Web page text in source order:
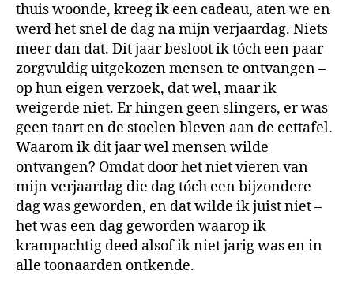
thuis woonde, kreeg ik een cadeau, aten we en
werd het snel de dag na mijn verjaardag. Niets
meer dan dat. Dit jaar besloot ik tóch een paar
zorgvuldig uitgekozen mensen te ontvangen –
op hun eigen verzoek, dat wel, maar ik
weigerde niet. Er hingen geen slingers, er was
geen taart en de stoelen bleven aan de eettafel.
Waarom ik dit jaar wel mensen wilde
ontvangen? Omdat door het niet vieren van
mijn verjaardag die dag tóch een bijzondere
dag was geworden, en dat wilde ik juist niet –
het was een dag geworden waarop ik
krampachtig deed alsof ik niet jarig was en in
alle toonaarden ontkende.